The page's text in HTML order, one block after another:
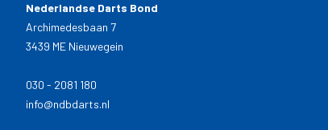
Nederlandse Darts Bond
Archimedesbaan 7
3439 ME Nieuwegein
030 - 2081 180
info@ndbdarts.nl